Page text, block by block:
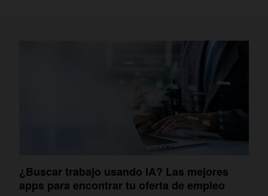
¿Buscar trabajo usando IA? Las mejores
apps para encontrar tu oferta de empleo